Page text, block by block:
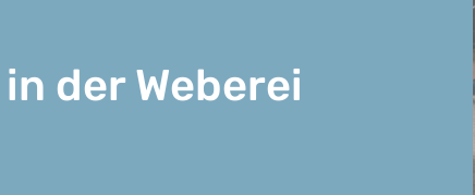
der Weberei